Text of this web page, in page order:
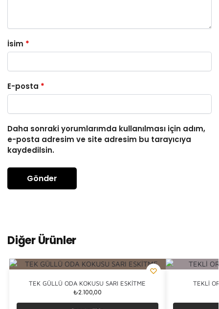
İsim *
E-posta *
Daha sonraki yorumlarımda kullanılması için adım,
e-posta adresim ve site adresim bu tarayıcıya
kaydedilsin.
Diğer Ürünler
TEK GÜLLÜ ODA KOKUSU SARI ESKİTME
₺2.100,00
TEKLİ